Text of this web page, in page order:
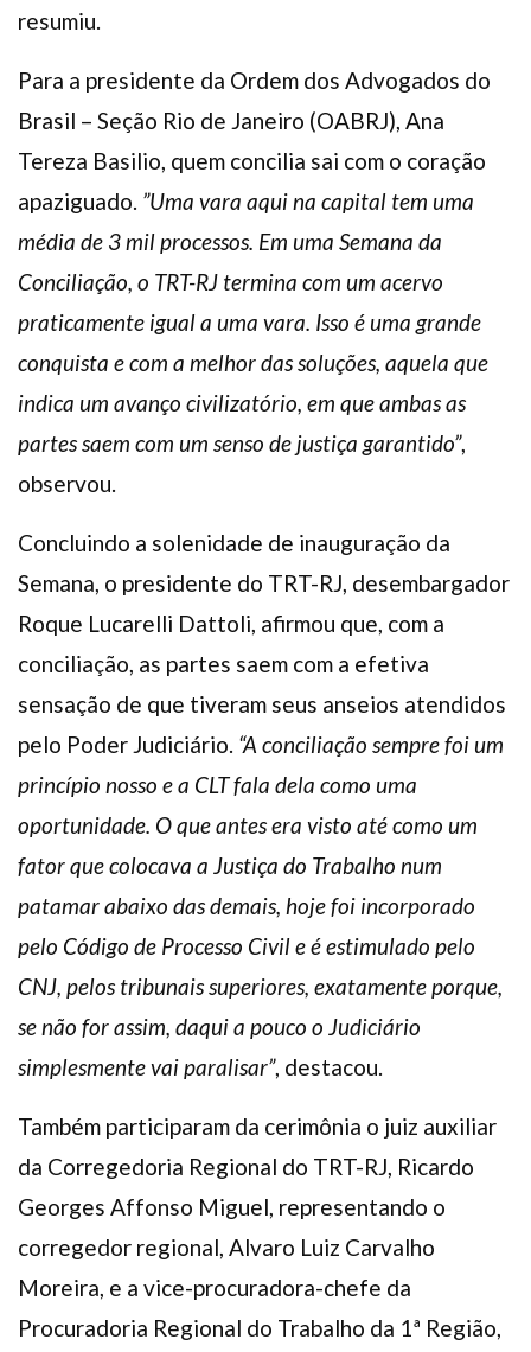
resumiu.
Para a presidente da Ordem dos Advogados do
Brasil – Seção Rio de Janeiro (OABRJ), Ana
Tereza Basilio, quem concilia sai com o coração
apaziguado. ”Uma vara aqui na capital tem uma
média de 3 mil processos. Em uma Semana da
Conciliação, o TRT-RJ termina com um acervo
praticamente igual a uma vara. Isso é uma grande
conquista e com a melhor das soluções, aquela que
indica um avanço civilizatório, em que ambas as
partes saem com um senso de justiça garantido”,
observou.
Concluindo a solenidade de inauguração da
Semana, o presidente do TRT-RJ, desembargador
Roque Lucarelli Dattoli, afirmou que, com a
conciliação, as partes saem com a efetiva
sensação de que tiveram seus anseios atendidos
pelo Poder Judiciário. “A conciliação sempre foi um
princípio nosso e a CLT fala dela como uma
oportunidade. O que antes era visto até como um
fator que colocava a Justiça do Trabalho num
patamar abaixo das demais, hoje foi incorporado
pelo Código de Processo Civil e é estimulado pelo
CNJ, pelos tribunais superiores, exatamente porque,
se não for assim, daqui a pouco o Judiciário
simplesmente vai paralisar”, destacou.
Também participaram da cerimônia o juiz auxiliar
da Corregedoria Regional do TRT-RJ, Ricardo
Georges Affonso Miguel, representando o
corregedor regional, Alvaro Luiz Carvalho
Moreira, e a vice-procuradora-chefe da
Procuradoria Regional do Trabalho da 1ª Região,